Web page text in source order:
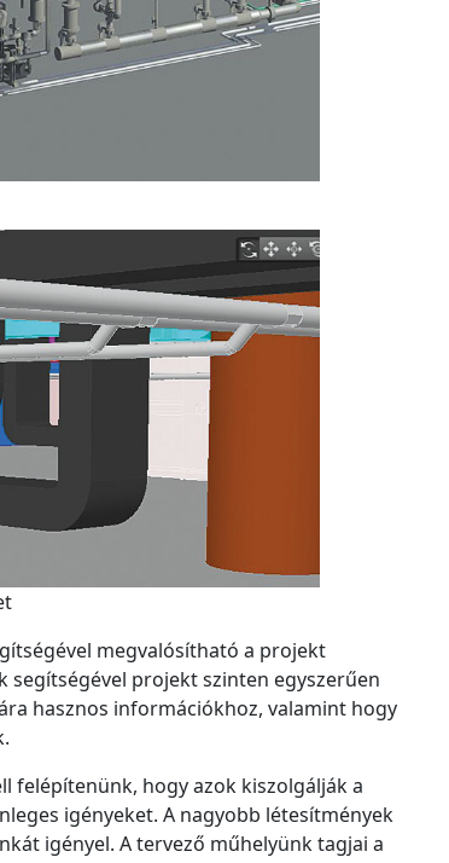
megvalósítható a projekt
projekt szinten egyszerűen
hasznos információkhoz, valamint hogy
felépítenünk, hogy azok kiszolgálják a
igényeket. A nagyobb létesítmények
igényel. A tervező műhelyünk tagjai a